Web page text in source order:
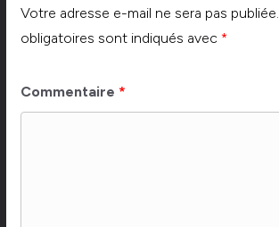
Votre adresse e-mail ne sera pas publiée.
obligatoires sont indiqués avec *
Commentaire *